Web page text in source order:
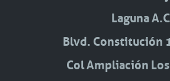
Laguna
Blvd. Constitución
Col Ampliación